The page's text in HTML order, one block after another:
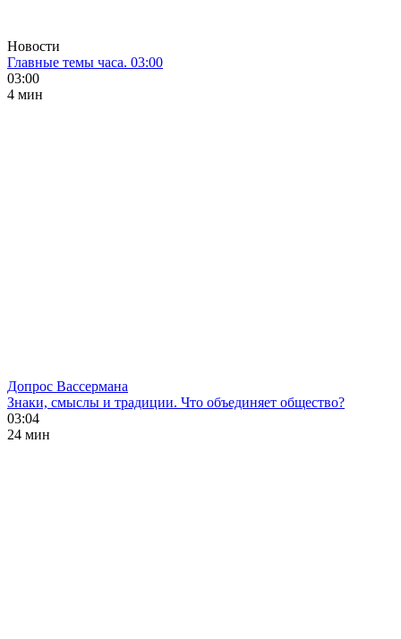
Новости
Главные темы часа. 03:00
03:00
4 мин
Допрос Вассермана
Знаки, смыслы и традиции. Что объединяет общество?
03:04
24 мин